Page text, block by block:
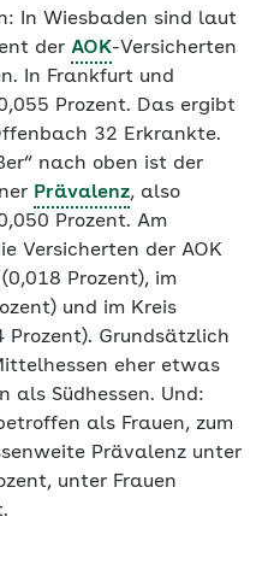
In Wiesbaden sind laut
der AOK-Versicherten
In Frankfurt und
Prozent. Das ergibt
32 Erkrankte.
nach oben ist der
Prävalenz, also
Prozent. Am
Versicherten der AOK
Prozent), im
und im Kreis
Prozent). Grundsätzlich
eher etwas
als Südhessen. Und:
als Frauen, zum
Prävalenz unter
unter Frauen